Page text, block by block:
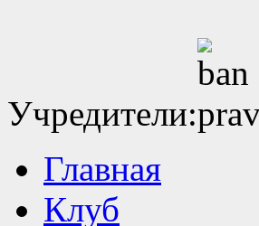
Учредители:
Главная
Клуб